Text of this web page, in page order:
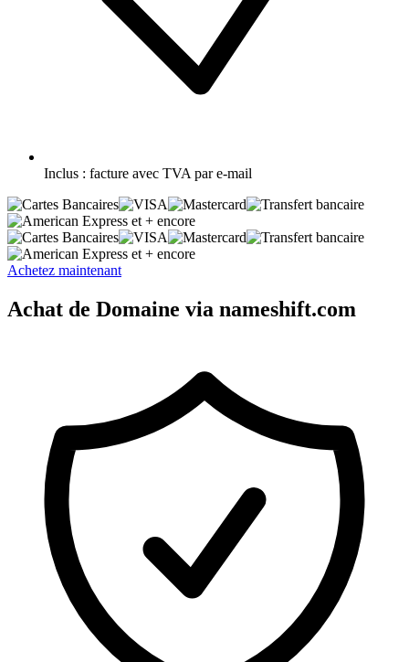
Inclus : facture avec TVA par e-mail
et + encore
et + encore
Achetez maintenant
Achat de Domaine via nameshift.com